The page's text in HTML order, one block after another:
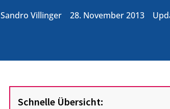
Sandro Villinger 28. November 2013
Schnelle Übersicht: